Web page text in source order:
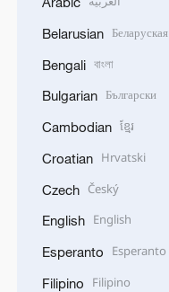
Belarusian Беларуская
Bengali বাংলা
Bulgarian Български
Cambodian ខ្មែរ
Croatian Hrvatski
Czech Český
English English
Esperanto Esperanto
Filipino Filipino